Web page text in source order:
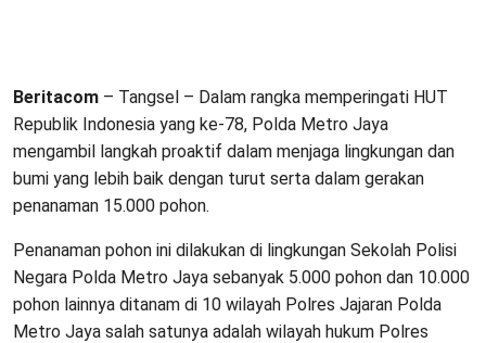
Beritacom – Tangsel – Dalam rangka memperingati HUT
Republik Indonesia yang ke-78, Polda Metro Jaya
mengambil langkah proaktif dalam menjaga lingkungan dan
bumi yang lebih baik dengan turut serta dalam gerakan
penanaman 15.000 pohon.
Penanaman pohon ini dilakukan di lingkungan Sekolah Polisi
Negara Polda Metro Jaya sebanyak 5.000 pohon dan 10.000
pohon lainnya ditanam di 10 wilayah Polres Jajaran Polda
Metro Jaya salah satunya adalah wilayah hukum Polres